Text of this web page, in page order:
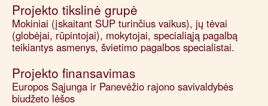
Projekto tikslinė grupė
Mokiniai (įskaitant SUP turinčius vaikus), jų tėvai
(globėjai, rūpintojai), mokytojai, specialiąją pagalbą
teikiantys asmenys, švietimo pagalbos specialistai.
Projekto finansavimas
Europos Sąjunga ir Panevėžio rajono savivaldybės
biudžeto lėšos